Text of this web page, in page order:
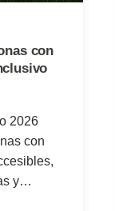
con
2026
con
y